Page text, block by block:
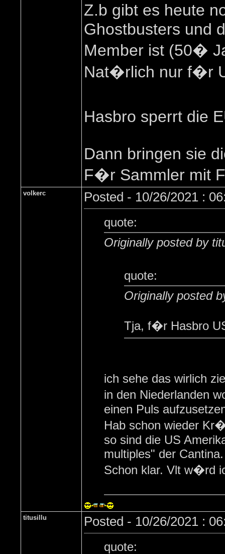
Z.b gibt es heute
Ghostbusters und
Member ist (50�
Nat�rlich nur f�r
Hasbro sperrt die
Dann bringen sie
F�r Sammler mit
volkerc Posted - 10/26/2021 :
quote:
Originally posted by
quote:
Originally posted
Tja, f�r Hasbro
ich sehe das wirlich
in den Niederlanden
einen Puls
Hab schon wieder
so sind die US
multiples" der Cantina.
Schon klar. Vlt w�rd
titusillu Posted - 10/26/2021 :
quote: